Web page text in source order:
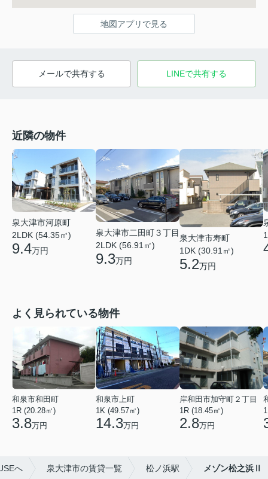
地図アプリで見る
メールで共有する LINEで共有する
近隣の物件
泉大津市河原町
2LDK (54.35㎡)
9.4万円
泉大津市二田町３丁目
2LDK (56.91㎡)
9.3万円
泉大津市寿町
1DK (30.91㎡)
5.2万円
よく見られている物件
和泉市和田町
1R (20.28㎡)
3.8万円
和泉市上町
1K (49.57㎡)
14.3万円
岸和田市加守町２丁目
1R (18.45㎡)
2.8万円
へ 泉大津市の賃貸一覧 松ノ浜駅 メゾン松之浜Ⅱ